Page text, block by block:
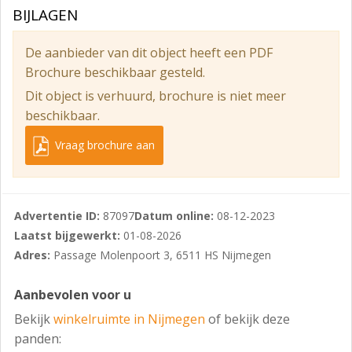
parkeerdek.
Bestemming:
De locatie valt onder het vigerende bestemmingsplan
'Nijmegen Centrum - Binnenstad' met de bestemming
'Centrum'. De voor 'Centrum' aangewezen gronden
zijn bestemd voor:
- cultuur en ontspanning, detailhandel,
dienstverlening, kantoren en maatschappelijke
- bedrijven voor zover deze voorkomen in categorie 1
of 2 van de Staat van bedrijfsactiviteiten;
- ondersteunende horeca.
Informatie inzake gebruiksmogelijkheden en
voorschriften is te verkrijgen via ons kantoor of bij de
gemeente Nijmegen, dan wel via de website .
BIJLAGEN
De aanbieder van dit object heeft een PDF
Brochure beschikbaar gesteld.
Dit object is verhuurd, brochure is niet meer
beschikbaar.
Vraag brochure aan
Advertentie ID: 87097Datum online: 08-12-2023
Laatst bijgewerkt: 01-08-2026
Adres: Passage Molenpoort 3, 6511 HS Nijmegen
Aanbevolen voor u
Bekijkwinkelruimte in Nijmegen of bekijk deze
panden: